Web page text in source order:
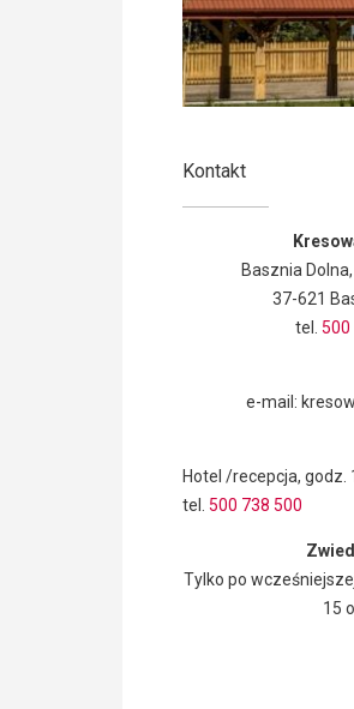
Kontakt
Basznia
37-621
tel. 500
e-mail:
Hotel /recepcja, godz.
tel. 500 738 500
Tylko po
15